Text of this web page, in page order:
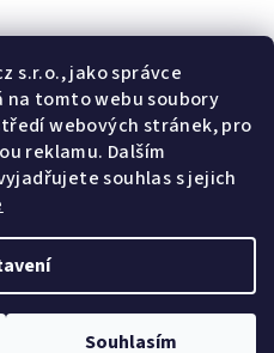
s.r.o., jako správce
na tomto webu soubory
webových stránek, pro
reklamu. Dalším
souhlas s jejich
Souhlasím
obchodními podmínkami a
osobních údajů .
cookies